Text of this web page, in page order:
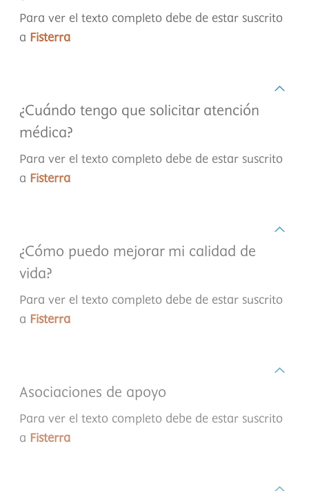
Para ver el texto completo debe de estar suscrito
a Fisterra
¿Cuándo tengo que solicitar atención
médica?
Para ver el texto completo debe de estar suscrito
a Fisterra
¿Cómo puedo mejorar mi calidad de
vida?
Para ver el texto completo debe de estar suscrito
a Fisterra
Asociaciones de apoyo
Para ver el texto completo debe de estar suscrito
a Fisterra